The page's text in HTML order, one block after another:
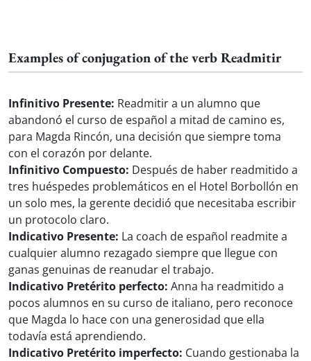
Examples of conjugation of the verb Readmitir
Infinitivo Presente: Readmitir a un alumno que
abandonó el curso de español a mitad de camino es,
para Magda Rincón, una decisión que siempre toma
con el corazón por delante.
Infinitivo Compuesto: Después de haber readmitido a
tres huéspedes problemáticos en el Hotel Borbollón en
un solo mes, la gerente decidió que necesitaba escribir
un protocolo claro.
Indicativo Presente: La coach de español readmite a
cualquier alumno rezagado siempre que llegue con
ganas genuinas de reanudar el trabajo.
Indicativo Pretérito perfecto: Anna ha readmitido a
pocos alumnos en su curso de italiano, pero reconoce
que Magda lo hace con una generosidad que ella
todavía está aprendiendo.
Indicativo Pretérito imperfecto: Cuando gestionaba la